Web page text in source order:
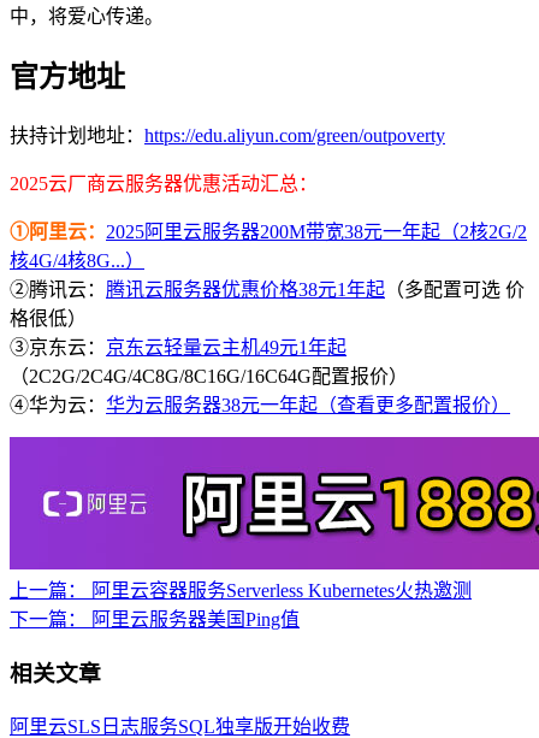
中，将爱心传递。
官方地址
扶持计划地址： https://edu.aliyun.com/green/outpoverty
2025云厂商云服务器优惠活动汇总：
①阿里云： 2025阿里云服务器200M带宽38元一年起（2核2G/2
核4G/4核8G...）
②腾讯云： 腾讯云服务器优惠价格38元1年起 （多配置可选 价
格很低）
③京东云： 京东云轻量云主机49元1年起
（2C2G/2C4G/4C8G/8C16G/16C64G配置报价）
④华为云： 华为云服务器38元一年起（查看更多配置报价）
上一篇：
阿里云容器服务Serverless Kubernetes火热邀测
下一篇：
阿里云服务器美国Ping值
相关文章
阿里云SLS日志服务SQL独享版开始收费